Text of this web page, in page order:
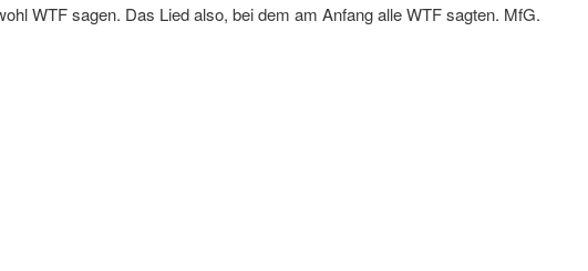
WTF sagen. Das Lied also, bei dem am Anfang alle WTF sagten. MfG.